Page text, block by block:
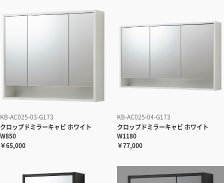
KB-AC025-03-G173
クロップドミラーキャビ ホワイト
W850
￥65,000
KB-AC025-04-G173
クロップドミラーキャビ ホワイト
W1180
￥77,000